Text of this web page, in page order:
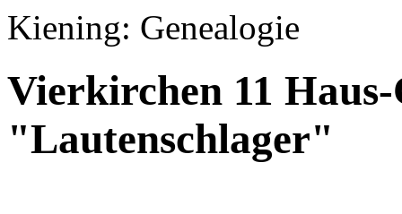
Kiening: Genealogie
Vierkirchen 11
"Lautenschlager"